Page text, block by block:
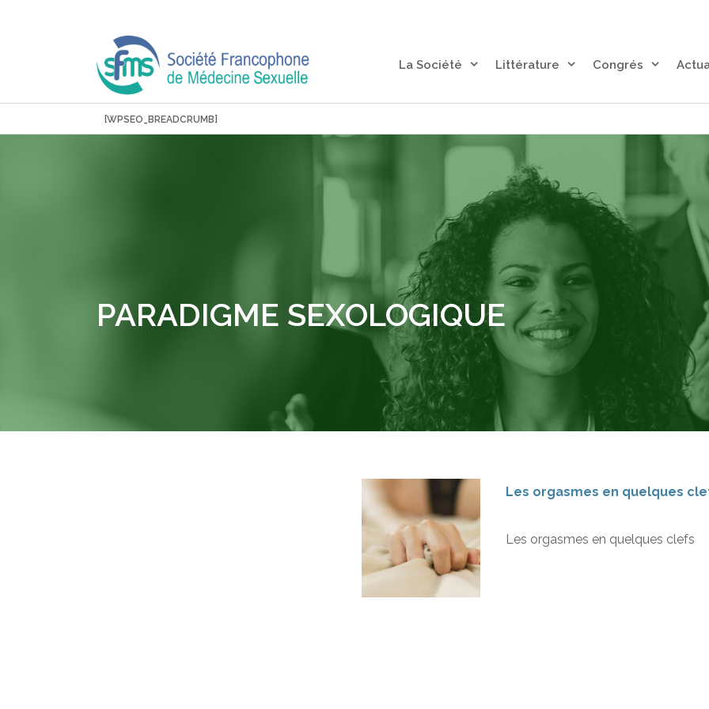
La Société Littérature Congrés
[WPSEO_BREADCRUMB]
PARADIGME SEXOLOGIQUE
Les orgasmes en quelques
Les orgasmes en quelques clefs